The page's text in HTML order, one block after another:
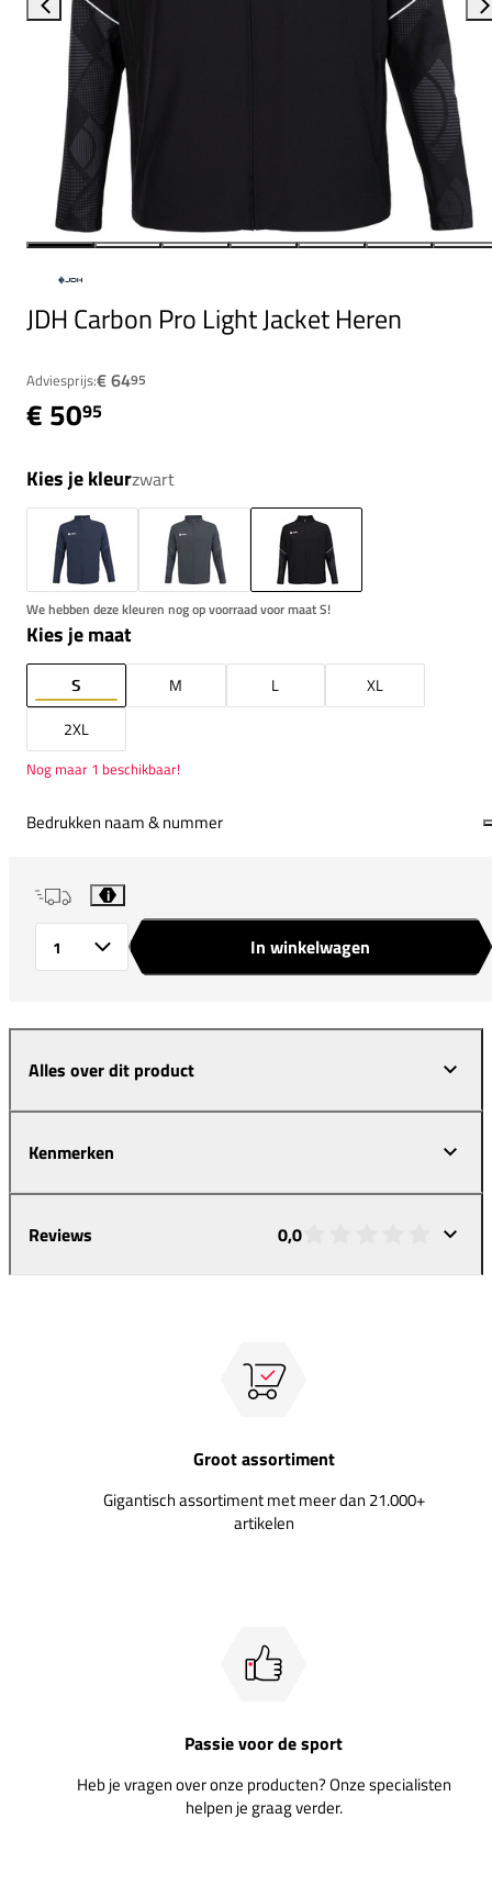
JDH Carbon Pro Light Jacket Heren
Adviesprijs:€ 6495
€ 5095
Kies je kleurzwart
We hebben deze kleuren nog op voorraad voor maat S!
Kies je maat
S M L
XL
2XL
Nog maar 1 beschikbaar!
Bedrukken naam & nummer
i
In winkelwagen
Alles over dit product
Kenmerken
Reviews 0,0
Groot assortiment
Gigantisch assortiment met meer dan 21.000+
artikelen
Passie voor de sport
Heb je vragen over onze producten? Onze specialisten
helpen je graag verder.